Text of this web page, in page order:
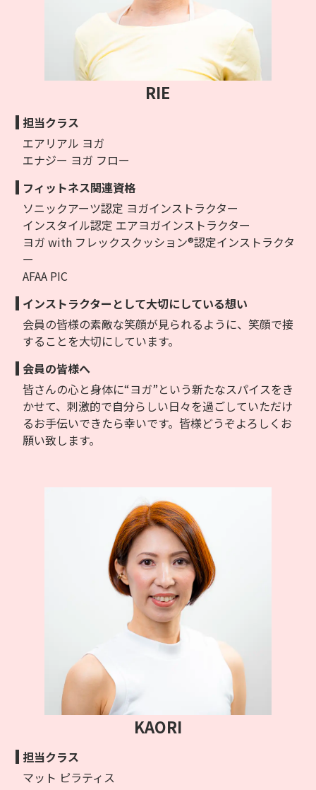
RIE
担当クラス
エアリアル ヨガ
エナジー ヨガ フロー
フィットネス関連資格
ソニックアーツ認定 ヨガインストラクター
インスタイル認定 エアヨガインストラクター
ヨガ with フレックスクッション®認定インストラクタ
ー
AFAA PIC
インストラクターとして大切にしている想い
会員の皆様の素敵な笑顔が見られるように、笑顔で接
することを大切にしています。
会員の皆様へ
皆さんの心と身体に“ヨガ”という新たなスパイスをき
かせて、刺激的で自分らしい日々を過ごしていただけ
るお手伝いできたら幸いです。皆様どうぞよろしくお
願い致します。
KAORI
担当クラス
マット ピラティス